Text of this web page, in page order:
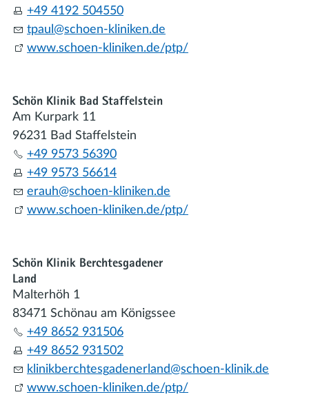
+49 4192 504550
tp
sch n-kl n k n d
www.schoen-kliniken.de/ptp/
Schön Klinik Bad Staffelstein
Am Kurpark 11
96231 Bad Staffelstein
+49 9573 56390
+49 9573 56614
r
h sch n-kl n k n d
www.schoen-kliniken.de/ptp/
Schön Klinik Berchtesgadener
Land
Malterhöh 1
83471 Schönau am Königssee
+49 8652 931506
+49 8652 931502
kl n kb rcht sg d n rl nd sch n-kl n k d
www.schoen-kliniken.de/ptp/